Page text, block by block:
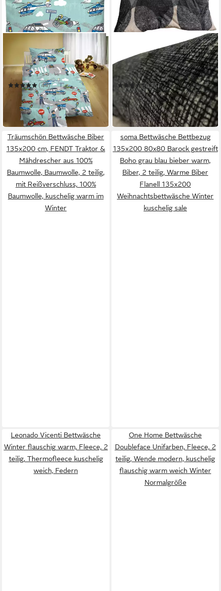
Kinderbettwäsche Ela in Gr.
100x135 oder 135x200 cm,
für Kinder,
Kinderbettwäsche
100 x 135 cm B/L
(44)
ab 27,95 € UVP34,95 €
-20%
in 3-4 Werktagen bei dir
Bettwäsche Winter Teddy
Plüsch
135 x 200 cm B/L
(75)
ab 21,80 € UVP32,74 €
-33%
in 2-3 Werktagen bei dir
Träumschön Bettwäsche Biber
135x200 cm, FENDT Traktor &
Mähdrescher aus 100%
Baumwolle, Baumwolle, 2 teilig,
mit Reißverschluss, 100%
Baumwolle, kuschelig warm im
Winter
soma Bettwäsche Bettbezug
135x200 80x80 Barock gestreift
Boho grau blau bieber warm,
Biber, 2 teilig, Warme Biber
Flanell 135x200
Weihnachtsbettwäsche Winter
kuschelig sale
Leonado Vicenti Bettwäsche
Winter flauschig warm, Fleece, 2
teilig, Thermofleece kuschelig
weich, Federn
One Home Bettwäsche
Doubleface Unifarben, Fleece, 2
teilig, Wende modern, kuschelig
flauschig warm weich Winter
Normalgröße